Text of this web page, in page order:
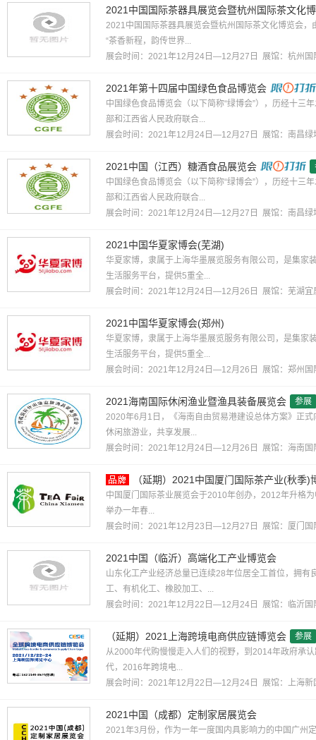
2021中国国际茶器具展览会暨杭州国际茶文化
2021中国国际茶器具展览会暨杭州国际茶文化博览会
“茶香新程，韵传世界...
展会时间：2021年12月24日—12月27日 展馆： 杭州国
2021年第十四届中国绿色食品博览会
中国绿色食品博览会（以下简称“绿博会”），历经十三
部和江西省人民政府联合...
展会时间：2021年12月24日—12月27日 展馆： 南昌绿
2021中国（江西）糖酒食品展览会
中国绿色食品博览会（以下简称“绿博会”），历经十三
部和江西省人民政府联合...
展会时间：2021年12月24日—12月27日 展馆： 南昌绿
2021中国华夏家博会(芜湖)
华夏家博，隶属于上海华墨展览服务有限公司，是集家
生活服务平台，提供5重全...
展会时间：2021年12月24日—12月26日 展馆： 芜湖宜
2021中国华夏家博会(郑州)
华夏家博，隶属于上海华墨展览服务有限公司，是集家
生活服务平台，提供5重全...
展会时间：2021年12月24日—12月26日 展馆： 郑州国
2021海南国际休闲渔业暨渔具装备展览会
参展
2020年6月1日，《海南自由贸易港建设总体方案》正
休闲旅游业，共享发展...
展会时间：2021年12月24日—12月26日 展馆： 海南国
（延期）2021中国厦门国际茶产业(秋季)
中国厦门国际茶业展览会于2010年创办，2012年升格
举办一年春...
展会时间：2021年12月23日—12月27日 展馆： 厦门国
2021中国（临沂）高端化工产业博览会
山东化工产业经济总量已连续28年位居全工首位，拥
工、有机化工、橡胶加工、...
展会时间：2021年12月22日—12月24日 展馆： 临沂国
（延期）2021上海跨境电商供应链博览会
参展
从2000年代购慢慢走入人们的视野，到2014年政府承
代，2016年跨境电...
展会时间：2021年12月22日—12月24日 展馆： 上海新
2021中国（成都）定制家居展览会
2021年3月份，作为一年一度国内具影响力的中国广州